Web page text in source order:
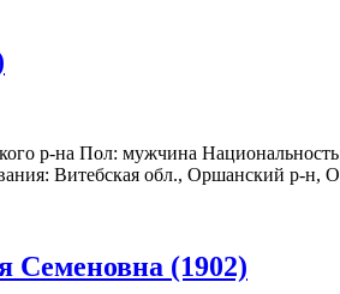
р-на Пол: мужчина
Витебская обл., Оршанский р-н,
Семеновна (1902)